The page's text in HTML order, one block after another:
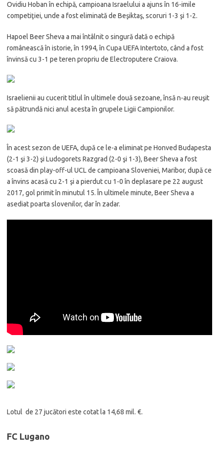
Ovidiu Hoban în echipă, campioana Israelului a ajuns în 16-imile
competiţiei, unde a fost eliminată de Beşiktaş, scoruri 1-3 şi 1-2.
Hapoel Beer Sheva a mai întâlnit o singură dată o echipă
românească în istorie, în 1994, în Cupa UEFA Intertoto, când a fost
învinsă cu 3-1 pe teren propriu de Electroputere Craiova.
Israelienii au cucerit titlul în ultimele două sezoane, însă n-au reuşit
să pătrundă nici anul acesta în grupele Ligii Campionilor.
În acest sezon de UEFA, după ce le-a eliminat pe Honved Budapesta
(2-1 şi 3-2) şi Ludogorets Razgrad (2-0 şi 1-3), Beer Sheva a fost
scoasă din play-off-ul UCL de campioana Sloveniei, Maribor, după ce
a învins acasă cu 2-1 şi a pierdut cu 1-0 în deplasare pe 22 august
2017, gol primit în minutul 15. În ultimele minute, Beer Sheva a
asediat poarta slovenilor, dar în zadar.
Lotul de 27 jucători este cotat la 14,68 mil. €.
FC Lugano